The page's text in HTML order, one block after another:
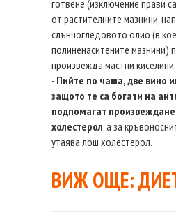
готвене (изключение прави
от растителните мазнини,
слънчогледовото олио (в
полиненаситените мазнини)
произвежда мастни киселини.
- Пийте по чаша, две вино
защото те са богати на
подпомагат
холестерол, а за
утаява лош холестерол.
ВИЖ ОЩЕ: